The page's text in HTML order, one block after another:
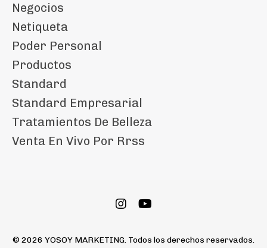
Negocios
Netiqueta
Poder Personal
Productos
Standard
Standard Empresarial
Tratamientos De Belleza
Venta En Vivo Por Rrss
© 2026 YOSOY MARKETING. Todos los derechos reservados.